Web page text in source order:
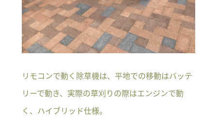
リモコンで動く除草機は、平地での移動はバッテ
リーで動き、実際の草刈りの際はエンジンで動
く、ハイブリッド仕様。